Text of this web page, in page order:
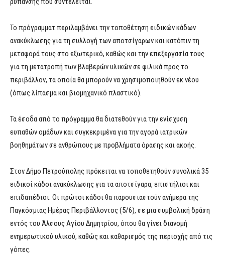
Το πρόγραμματ περιλαμβάνει την τοποθέτηση ειδικών κάδων
ανακύκλωσης για τη συλλογή των αποτσίγαρων και κατόπιν τη
μεταφορά τους στο εξωτερικό, καθώς και την επεξεργασία τους
για τη μετατροπή των βλαβερών υλικών σε φιλικά προς το
περιβάλλον, τα οποία θα μπορούν να χρησιμοποιηθούν εκ νέου
(όπως λίπασμα και βιομηχανικό πλαστικό).
Τα έσοδα από το πρόγραμμα θα διατεθούν για την ενίσχυση
ευπαθών ομάδων και συγκεκριμένα για την αγορά ιατρικών
βοηθημάτων σε ανθρώπους με προβλήματα όρασης και ακοής.
Στον Δήμο Πετρούπολης πρόκειται να τοποθετηθούν συνολικά 35
ειδικοί κάδοι ανακύκλωσης για τα αποτσίγαρα, επιστήλιοι και
επιδαπέδιοι. Οι πρώτοι κάδοι θα παρουσιαστούν ανήμερα της
Παγκόσμιας Ημέρας Περιβάλλοντος (5/6), σε μια συμβολική δράση
εντός του Άλσους Αγίου Δημητρίου, όπου θα γίνει διανομή
ενημερωτικού υλικού, καθώς και καθαρισμός της περιοχής από τις
γόπες.